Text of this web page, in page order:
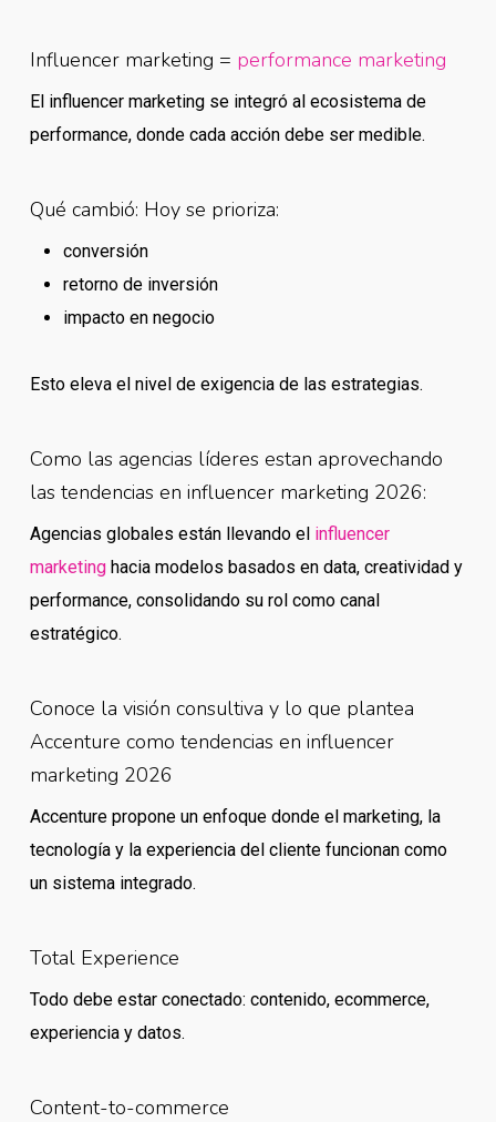
Influencer marketing = performance marketing
El influencer marketing se integró al ecosistema de
performance, donde cada acción debe ser medible.
Qué cambió: Hoy se prioriza:
conversión
retorno de inversión
impacto en negocio
Esto eleva el nivel de exigencia de las estrategias.
Como las agencias líderes estan aprovechando
las tendencias en influencer marketing 2026:
Agencias globales están llevando el influencer
marketinghacia modelos basados en data, creatividad y
performance, consolidando su rol como canal
estratégico.
Conoce la visión consultiva y lo que plantea
Accenture como tendencias en influencer
marketing 2026
Accenture propone un enfoque donde el marketing, la
tecnología y la experiencia del cliente funcionan como
un sistema integrado.
Total Experience
Todo debe estar conectado: contenido, ecommerce,
experiencia y datos.
Content-to-commerce